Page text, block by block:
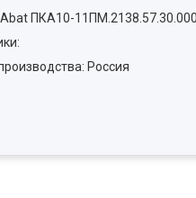
Abat ПКА10-
Россия